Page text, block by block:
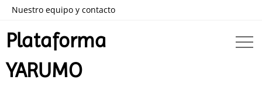
Nuestro equipo y contacto
Plataforma
YARUMO